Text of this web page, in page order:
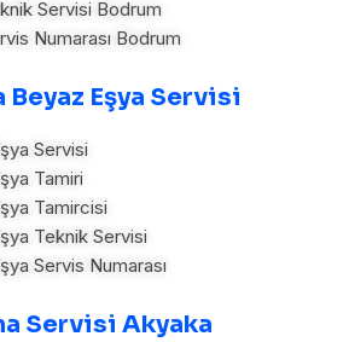
Servisi Bodrum
Numarası Bodrum
Beyaz Eşya Servisi
Servisi
Tamiri
Tamircisi
Teknik Servisi
Servis Numarası
Servisi Akyaka